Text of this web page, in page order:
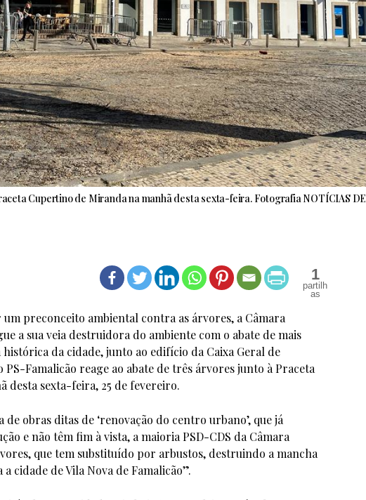
Cupertino de Miranda na manhã desta sexta-feira. Fotografia NOTÍCIAS DE
1
um preconceito ambiental contra as árvores, a Câmara
a sua veia destruidora do ambiente com o abate de mais
da cidade, junto ao edifício da Caixa Geral de
PS-Famalicão reage ao abate de três árvores junto à Praceta
desta sexta-feira, 25 de fevereiro.
obras ditas de ‘renovação do centro urbano’, que já
e não têm fim à vista, a maioria PSD-CDS da Câmara
que tem substituído por arbustos, destruindo a mancha
cidade de Vila Nova de Famalicão”.